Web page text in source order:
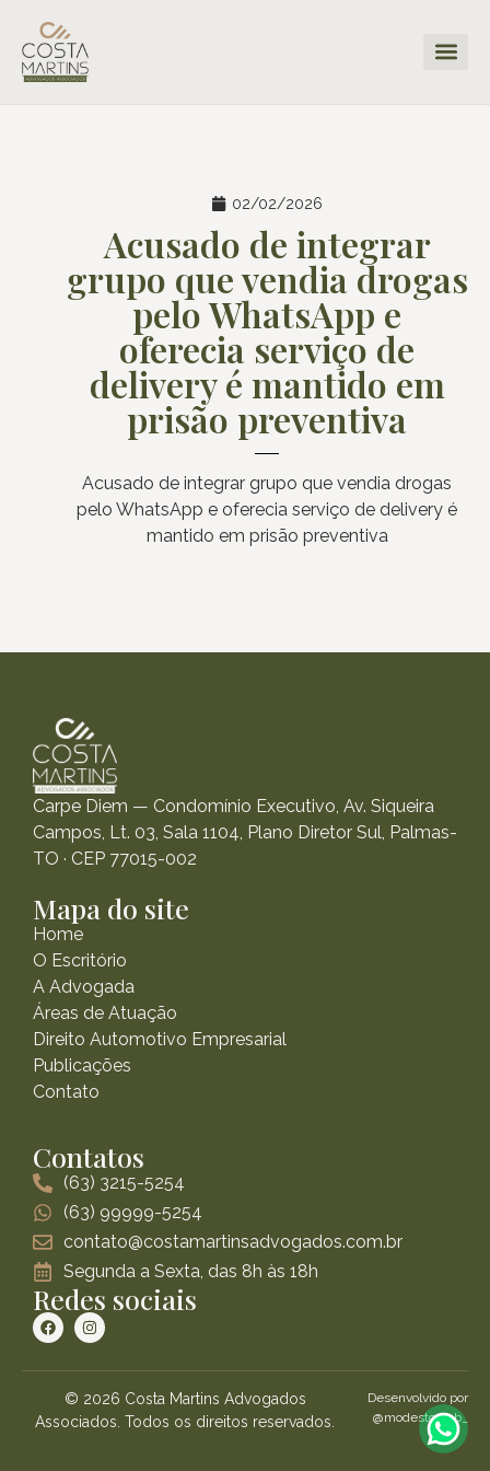
02/02/2026
Acusado de integrar
grupo que vendia drogas
pelo WhatsApp e
oferecia serviço de
delivery é mantido em
prisão preventiva
Acusado de integrar grupo que vendia drogas
pelo WhatsApp e oferecia serviço de delivery é
mantido em prisão preventiva
Carpe Diem — Condomínio Executivo, Av. Siqueira
Campos, Lt. 03, Sala 1104, Plano Diretor Sul, Palmas-
TO · CEP 77015-002
Mapa do site
Home
O Escritório
A Advogada
Áreas de Atuação
Direito Automotivo Empresarial
Publicações
Contato
Contatos
(63) 3215-5254
(63) 99999-5254
contato@costamartinsadvogados.com.br
Segunda a Sexta, das 8h às 18h
Redes sociais
© 2026 Costa Martins Advogados
Associados. Todos os direitos reservados.
Desenvolvido por
@modestoweb_